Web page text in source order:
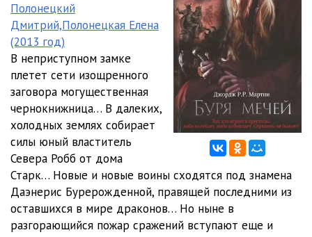
008.Deyeneris 40:40
009.Bran
010.Davos
011.Jeyme 35:31
012.Tirion 28:13
013.Arya
014.Keytilin 33:49
015.Djon
Полонецкий
Дмитрий,Полонецкая Елена
(2013 год)
В неприступном замке
плетет сети изощренного
заговора могущественная
чернокнижница… В далеких,
холодных землях собирает
силы юный властитель
Севера Робб от дома
Старк… Новые и новые воины сходятся под знамена
Даэнерис Бурерожденной, правящей последними из
оставшихся в мире драконов… Но ныне в
разгорающийся пожар сражений вступают еще и